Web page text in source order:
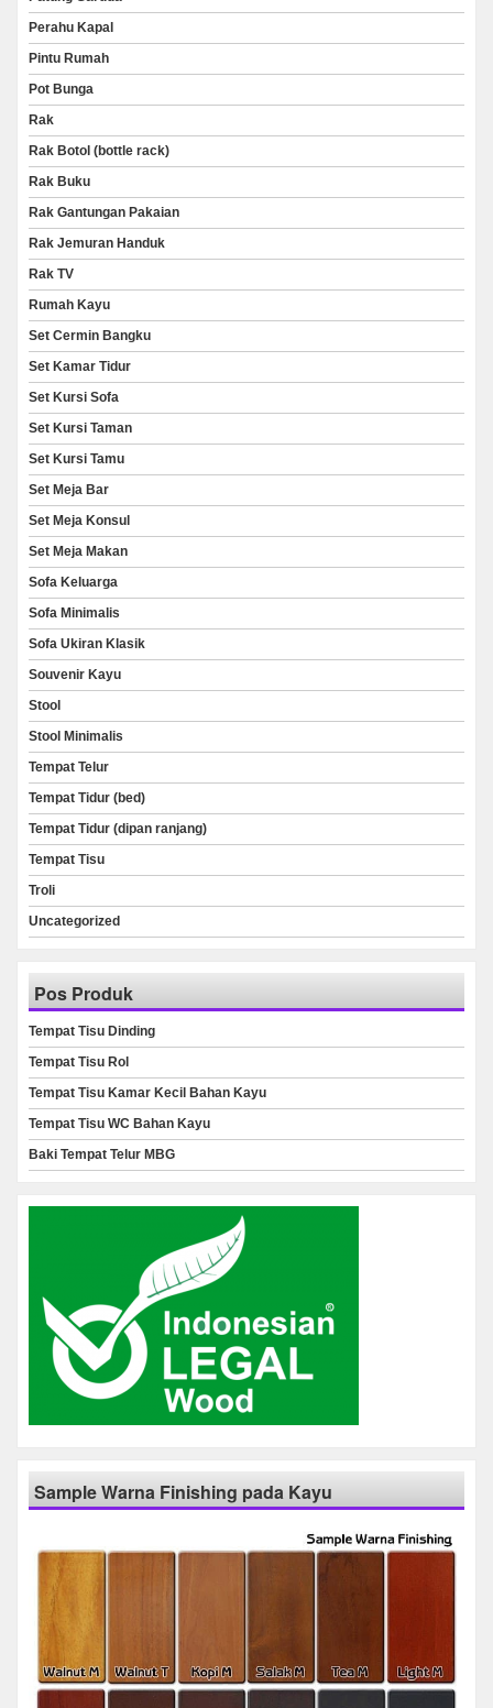
Perahu Kapal
Pintu Rumah
Pot Bunga
Rak
Rak Botol (bottle rack)
Rak Buku
Rak Gantungan Pakaian
Rak Jemuran Handuk
Rak TV
Rumah Kayu
Set Cermin Bangku
Set Kamar Tidur
Set Kursi Sofa
Set Kursi Taman
Set Kursi Tamu
Set Meja Bar
Set Meja Konsul
Set Meja Makan
Sofa Keluarga
Sofa Minimalis
Sofa Ukiran Klasik
Souvenir Kayu
Stool
Stool Minimalis
Tempat Telur
Tempat Tidur (bed)
Tempat Tidur (dipan ranjang)
Tempat Tisu
Troli
Uncategorized
Pos Produk
Tempat Tisu Dinding
Tempat Tisu Rol
Tempat Tisu Kamar Kecil Bahan Kayu
Tempat Tisu WC Bahan Kayu
Baki Tempat Telur MBG
Sample Warna Finishing pada Kayu